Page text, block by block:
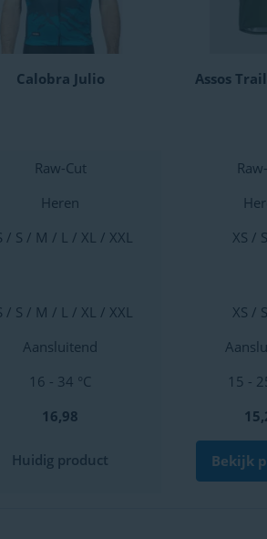
Calobra Julio Assos
Raw-Cut
Heren
/ S / M / L / XL / XXL XS /
/ S / M / L / XL / XXL XS /
Aansluitend
16 - 34 °C 15 -
16,98
Huidig product Bekijk